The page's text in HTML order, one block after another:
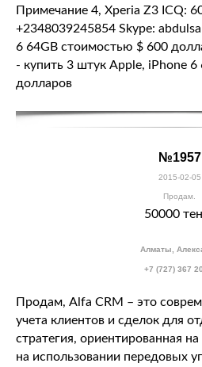
Примечание 4, Xperia Z3 ICQ:
+2348039245854 Skype:
6 64GB стоимостью $ 600
- купить 3 штук Apple, iPhone 6
долларов
№1957
2015-02-05
Продам.
50000
Алматы,
+7 (727) 367
Продам, Alfa CRM – это
учета клиентов и сделок для
стратегия, ориентированная
на использовании передовых